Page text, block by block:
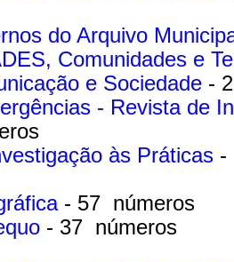
do Arquivo
Comunidades e
e Sociedade -
- Revista de
às Práticas -
- 57 números
- 37 números